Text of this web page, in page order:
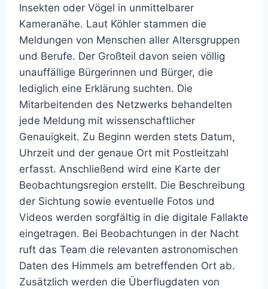
Insekten oder Vögel in unmittelbarer
Kameranähe. Laut Köhler stammen die
Meldungen von Menschen aller Altersgruppen
und Berufe. Der Großteil davon seien völlig
unauffällige Bürgerinnen und Bürger, die
lediglich eine Erklärung suchten. Die
Mitarbeitenden des Netzwerks behandelten
jede Meldung mit wissenschaftlicher
Genauigkeit. Zu Beginn werden stets Datum,
Uhrzeit und der genaue Ort mit Postleitzahl
erfasst. Anschließend wird eine Karte der
Beobachtungsregion erstellt. Die Beschreibung
der Sichtung sowie eventuelle Fotos und
Videos werden sorgfältig in die digitale Fallakte
eingetragen. Bei Beobachtungen in der Nacht
ruft das Team die relevanten astronomischen
Daten des Himmels am betreffenden Ort ab.
Zusätzlich werden die Überflugdaten von